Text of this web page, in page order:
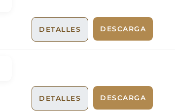
DESCARGA
DETALLES
DESCARGA
DETALLES